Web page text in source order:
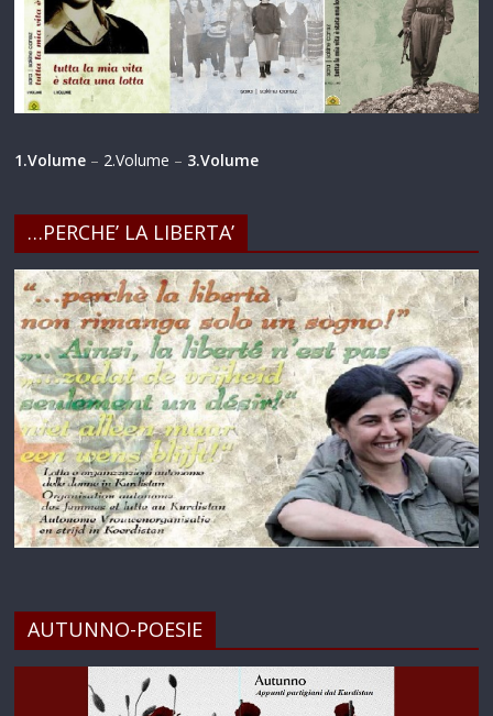
1.Volume – 2.Volume – 3.Volume
…PERCHE’ LA LIBERTA’
AUTUNNO-POESIE